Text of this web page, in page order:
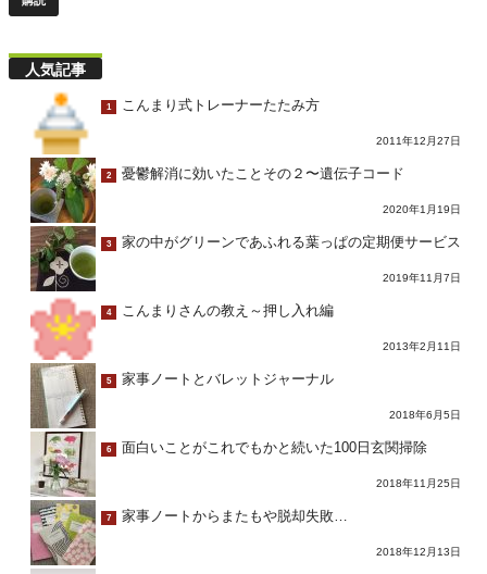
人気記事
1 こんまり式トレーナーたたみ方
2011年12月27日
2 憂鬱解消に効いたことその２〜遺伝子コード
2020年1月19日
3 家の中がグリーンであふれる葉っぱの定期便サービス
2019年11月7日
4 こんまりさんの教え～押し入れ編
2013年2月11日
5 家事ノートとバレットジャーナル
2018年6月5日
6 面白いことがこれでもかと続いた100日玄関掃除
2018年11月25日
7 家事ノートからまたもや脱却失敗…
2018年12月13日